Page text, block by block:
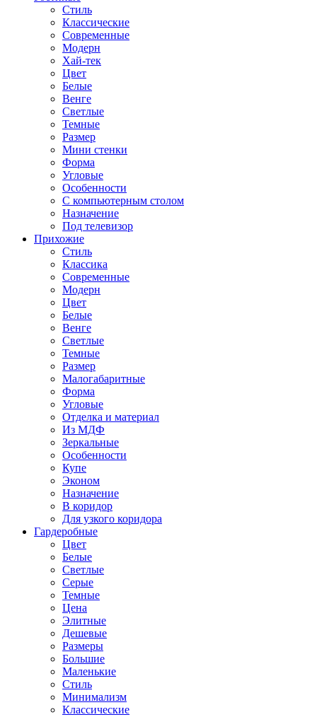
Стиль
Классические
Современные
Модерн
Хай-тек
Цвет
Белые
Венге
Светлые
Темные
Размер
Мини стенки
Форма
Угловые
Особенности
С компьютерным столом
Назначение
Под телевизор
Прихожие
Стиль
Классика
Современные
Модерн
Цвет
Белые
Венге
Светлые
Темные
Размер
Малогабаритные
Форма
Угловые
Отделка и материал
Из МДФ
Зеркальные
Особенности
Купе
Эконом
Назначение
В коридор
Для узкого коридора
Гардеробные
Цвет
Белые
Светлые
Серые
Темные
Цена
Элитные
Дешевые
Размеры
Большие
Маленькие
Стиль
Минимализм
Классические